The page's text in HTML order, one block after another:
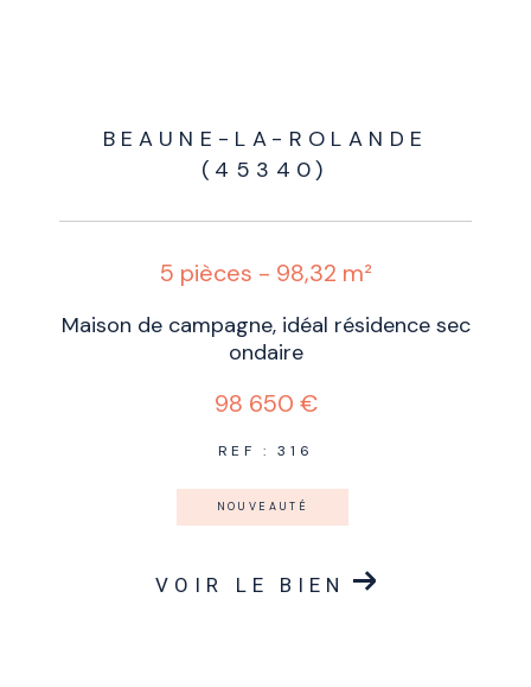
BEAUNE-LA-ROLANDE
(45340)
5 pièces - 98,32 m²
Maison de campagne, idéal résidence sec
ondaire
98 650 €
REF : 316
NOUVEAUTÉ
VOIR LE BIEN